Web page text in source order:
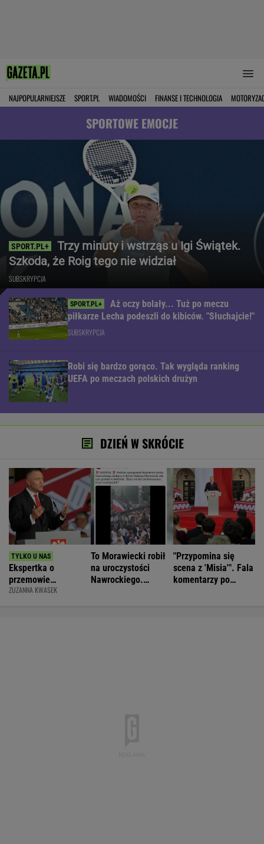
NAJPOPULARNIEJSZE SPORT.PL WIADOMOŚCI FINANSE I TECHNOLOGIA
SPORTOWE EMOCJE
Trzy minuty i wstrząs u Igi Świątek.
Szkoda, że Roig tego nie widział
SUBSKRYPCJA
Aż oczy bolały... Tuż po meczu
piłkarze Lecha podeszli do kibiców. "Słuchajcie!"
SUBSKRYPCJA
Robi się bardzo gorąco. Tak wygląda ranking
UEFA po meczach polskich drużyn
DZIEŃ W SKRÓCIE
Ekspertka o
przemowie
Nawrockiego.
ZUZANNA KWASEK
To Morawiecki robił
na uroczystości
Nawrockiego.
"Przypomina się
scena z 'Misia'". Fala
komentarzy po